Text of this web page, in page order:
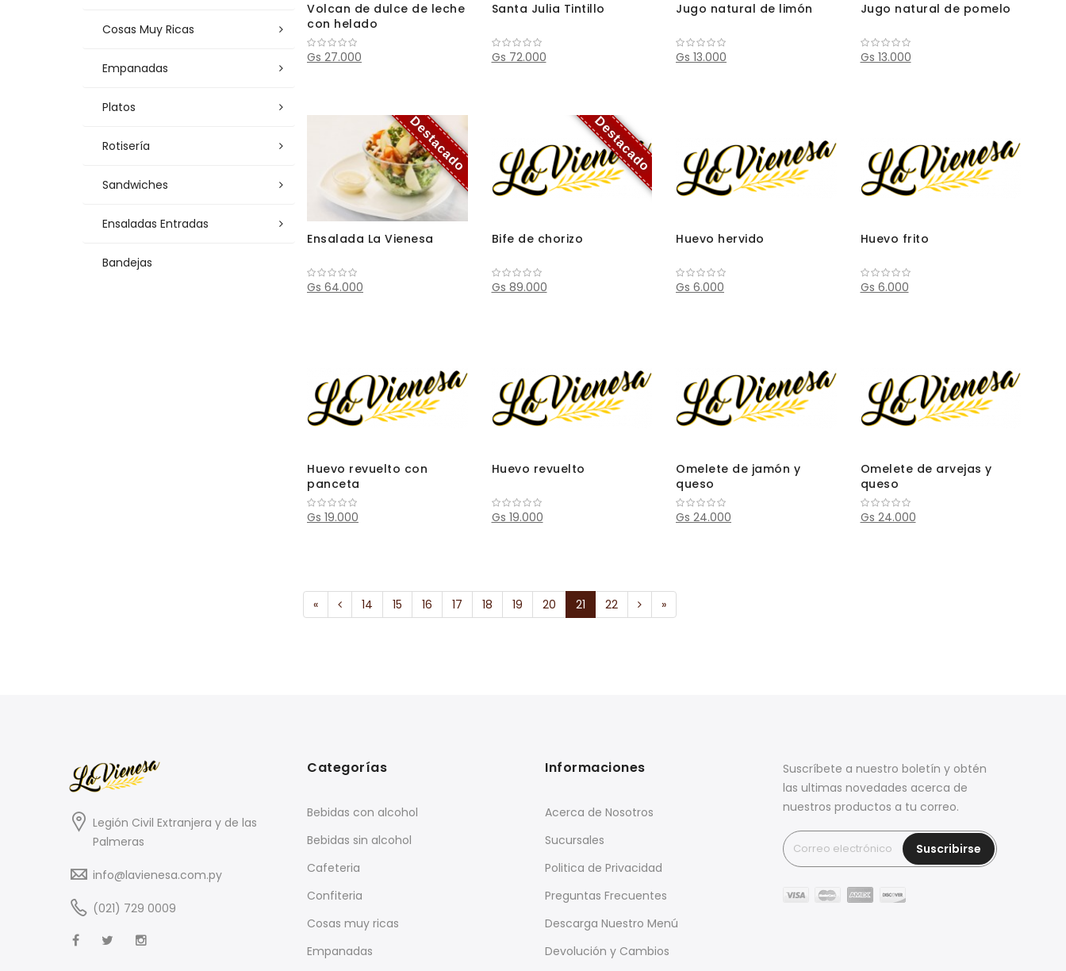
Cosas Muy Ricas
Empanadas
Platos
Rotisería
Sandwiches
Ensaladas Entradas
Bandejas
Volcan de dulce de leche
con helado
Gs 27.000
Santa Julia Tintillo
Gs 72.000
Jugo natural de limón
Gs 13.000
Jugo natural de pomelo
Gs 13.000
Destacado
Ensalada La Vienesa
Gs 64.000
Destacado
Bife de chorizo
Gs 89.000
Huevo hervido
Gs 6.000
Huevo frito
Gs 6.000
Huevo revuelto con
panceta
Gs 19.000
Huevo revuelto
Gs 19.000
Omelete de jamón y
queso
Gs 24.000
Omelete de arvejas y
queso
Gs 24.000
« 14 15 16 17 18 19 20 21 22 »
Legión Civil Extranjera y de las
Palmeras
info@lavienesa.com.py
(021) 729 0009
Categorías
Bebidas con alcohol
Bebidas sin alcohol
Cafeteria
Confiteria
Cosas muy ricas
Empanadas
Informaciones
Acerca de Nosotros
Sucursales
Politica de Privacidad
Preguntas Frecuentes
Descarga Nuestro Menú
Devolución y Cambios
Suscríbete a nuestro boletín y obtén
las ultimas novedades acerca de
nuestros productos a tu correo.
Suscribirse